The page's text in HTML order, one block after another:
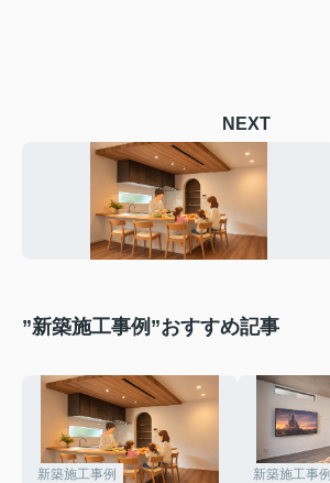
NEXT
”新築施工事例”おすすめ記事
新築施工事例 新築施工事例